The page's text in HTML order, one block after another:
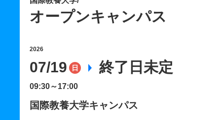
オープンキャンパス
2026
07/19 日 終了日未定
09:30～17:00
国際教養大学キャンパス